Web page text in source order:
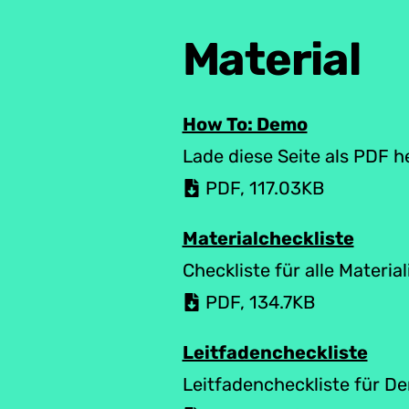
Material
How To: Demo
Lade diese Seite als PDF
PDF, 117.03KB
Materialcheckliste
Checkliste für alle
PDF, 134.7KB
Leitfadencheckliste
Leitfadencheckliste für